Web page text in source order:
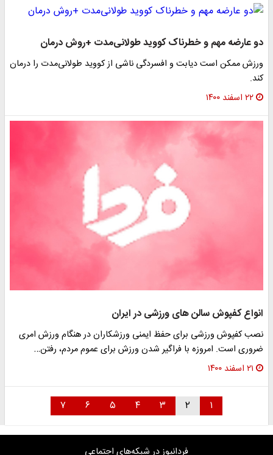
دو عارضه مهم و خطرناک کووید طولانی‌مدت +روش درمان
ورزش ممکن است دیابت و افسردگی ناشی از کووید طولانی‌مدت را درمان
کند.
۲۲ اسفند ۱۴۰۰
انواع کفپوش سالن های ورزشی در ایران
نصب کفپوش ورزشی برای حفظ ایمنی ورزشکاران در هنگام ورزش امری
ضروری است. امروزه با فراگیر شدن ورزش برای عموم مردم، رفتن…
۲۱ اسفند ۱۴۰۰
۱ ۲ ۳ ۴ ۵ ۶ ۷
فردانیوز در شبکه‌های اجتماعی